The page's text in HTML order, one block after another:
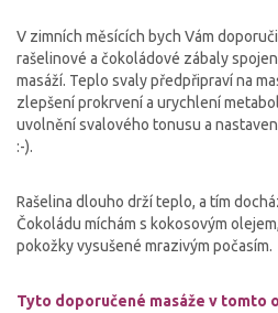
V zimních měsících bych Vám
rašelinové a čokoládové zábaly
masáží. Teplo svaly předpřipraví na
zlepšení prokrvení a urychlení
uvolnění svalového tonusu a
:-).
Rašelina dlouho drží teplo, a tím
Čokoládu míchám s kokosovým
pokožky vysušené mrazivým počasím.
Tyto doporučené masáže v tomto